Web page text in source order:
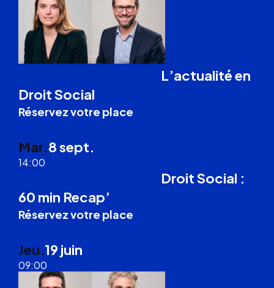
L’actualité en
Droit Social
Réservez votre place
Mar.8 sept.
14:00
Droit Social :
60 min Recap’
Réservez votre place
Jeu.19 juin
09:00